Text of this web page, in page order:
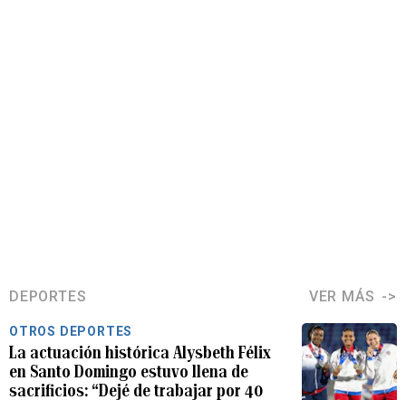
DEPORTES VER MÁS
OTROS DEPORTES
La actuación histórica Alysbeth Félix
en Santo Domingo estuvo llena de
sacrificios: “Dejé de trabajar por 40